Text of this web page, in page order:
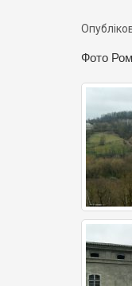
Фото